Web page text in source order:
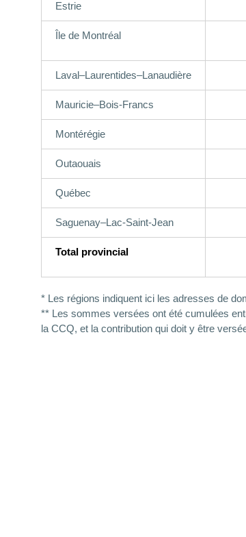
Estrie
Île de Montréal
Laval–Laurentides–Lanaudière
Mauricie–Bois-Francs
Montérégie
Outaouais
Québec
Saguenay–Lac-Saint-Jean
Total provincial
* Les régions indiquent ici les adresses de
** Les sommes versées ont été cumulées
la CCQ, et la contribution qui doit y être